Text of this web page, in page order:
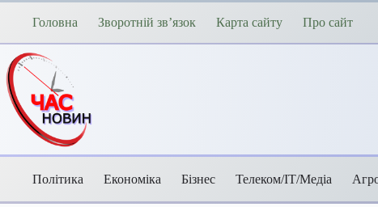
Перейти
Головна Зворотній зв’язок Карта сайту Про сайт
Політика Економіка Бізнес Телеком/ІТ/Медіа